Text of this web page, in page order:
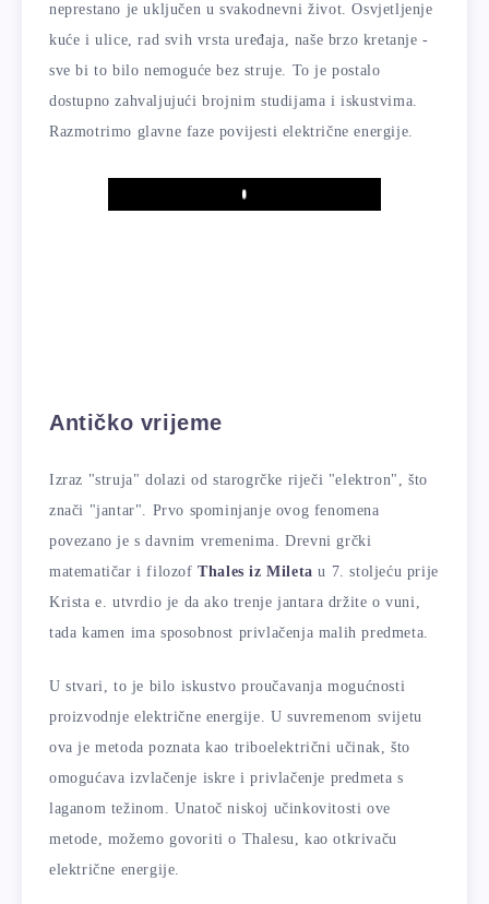
neprestano je uključen u svakodnevni život. Osvjetljenje
kuće i ulice, rad svih vrsta uređaja, naše brzo kretanje -
sve bi to bilo nemoguće bez struje. To je postalo
dostupno zahvaljujući brojnim studijama i iskustvima.
Razmotrimo glavne faze povijesti električne energije.
Play
Antičko vrijeme
Izraz "struja" dolazi od starogrčke riječi "elektron", što
znači "jantar". Prvo spominjanje ovog fenomena
povezano je s davnim vremenima. Drevni grčki
matematičar i filozofThales iz Mileta u 7. stoljeću prije
Krista e. utvrdio je da ako trenje jantara držite o vuni,
tada kamen ima sposobnost privlačenja malih predmeta.
U stvari, to je bilo iskustvo proučavanja mogućnosti
proizvodnje električne energije. U suvremenom svijetu
ova je metoda poznata kao triboelektrični učinak, što
omogućava izvlačenje iskre i privlačenje predmeta s
laganom težinom. Unatoč niskoj učinkovitosti ove
metode, možemo govoriti o Thalesu, kao otkrivaču
električne energije.